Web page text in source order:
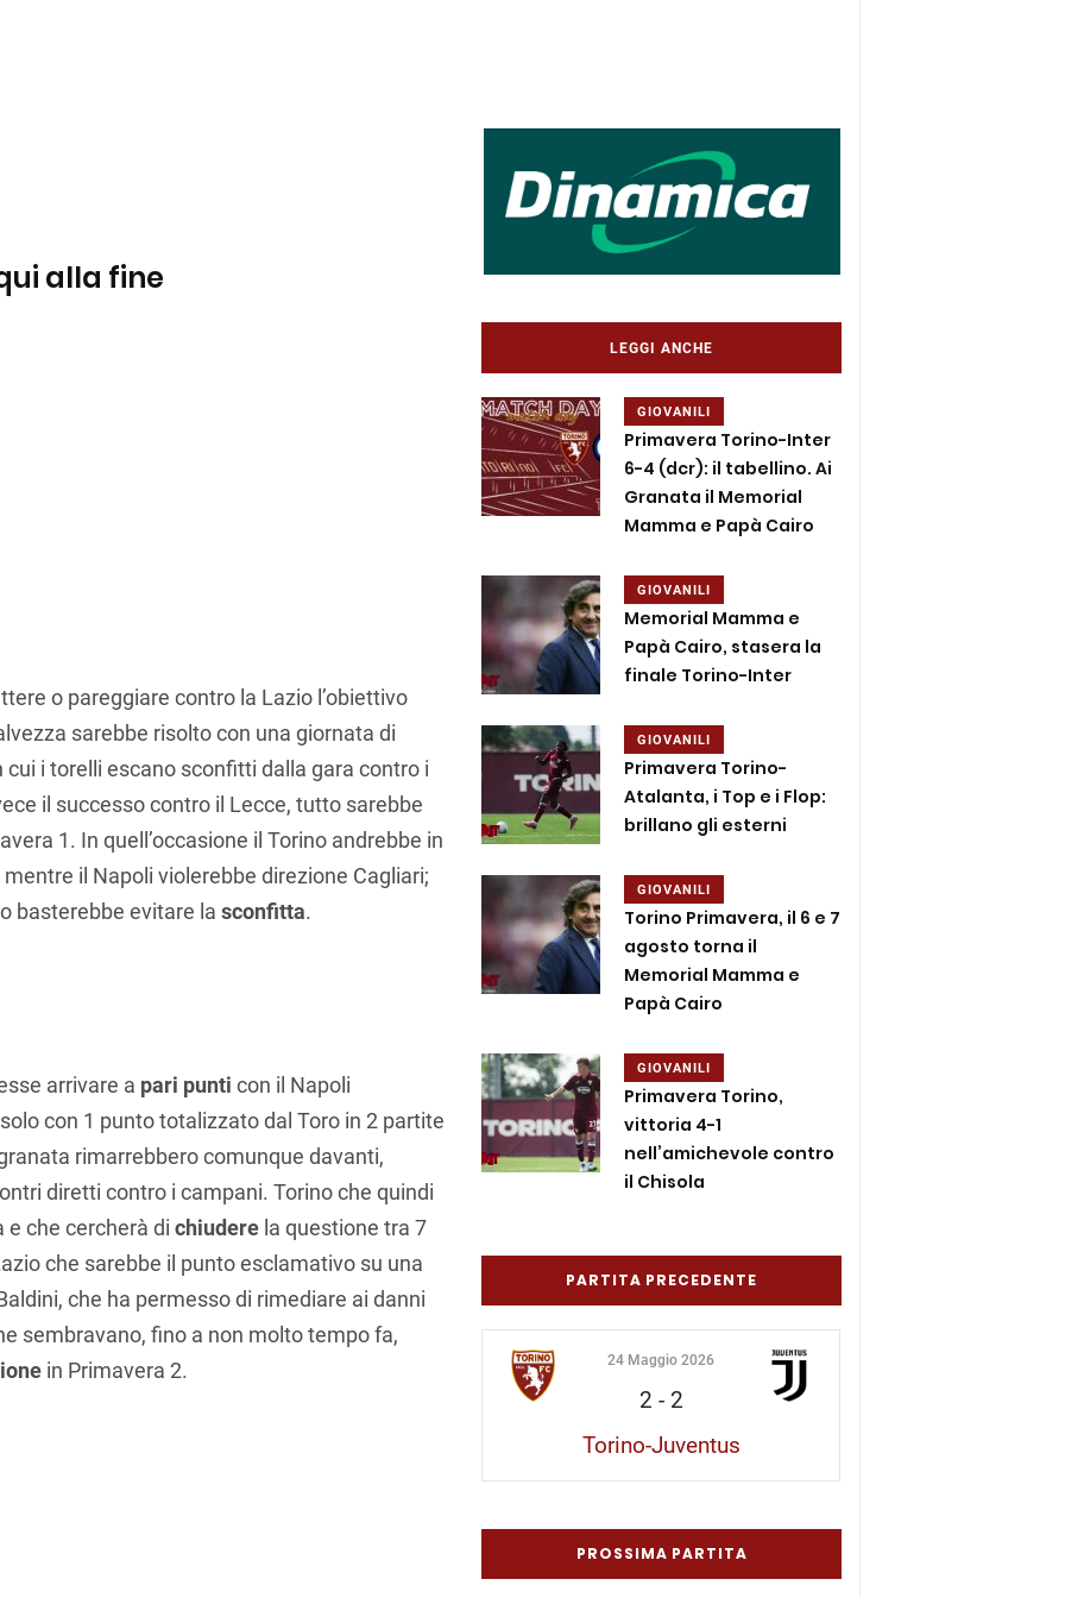
alla fine
o pareggiare contro la Lazio l’obiettivo
sarebbe risolto con una giornata di
cui i torelli escano sconfitti dalla gara contro i
il successo contro il Lecce, tutto sarebbe
1. In quell’occasione il Torino andrebbe in
il Napoli violerebbe direzione Cagliari;
basterebbe evitare la sconfitta.
arrivare a pari punti con il Napoli
con 1 punto totalizzato dal Toro in 2 partite
rimarrebbero comunque davanti,
diretti contro i campani. Torino che quindi
e che cercherà di chiudere la questione tra 7
che sarebbe il punto esclamativo su una
che ha permesso di rimediare ai danni
sembravano, fino a non molto tempo fa,
in Primavera 2.
LEGGI ANCHE
GIOVANILI
Primavera Torino-Inter
6-4 (dcr): il tabellino. Ai
Granata il Memorial
Mamma e Papà Cairo
GIOVANILI
Memorial Mamma e
Papà Cairo, stasera la
finale Torino-Inter
GIOVANILI
Primavera Torino-
Atalanta, i Top e i Flop:
brillano gli esterni
GIOVANILI
Torino Primavera, il 6 e 7
agosto torna il
Memorial Mamma e
Papà Cairo
GIOVANILI
Primavera Torino,
vittoria 4-1
nell’amichevole contro
il Chisola
PARTITA PRECEDENTE
24 Maggio 2026
2 - 2
Torino-Juventus
PROSSIMA PARTITA